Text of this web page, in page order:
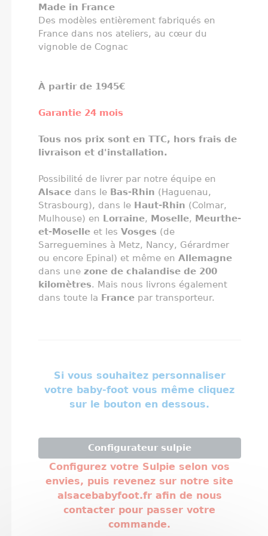
Made in France
Des modèles entièrement fabriqués en
France dans nos ateliers, au cœur du
vignoble de Cognac
À partir de 1945€
Garantie 24 mois
Tous nos prix sont en TTC, hors frais de
livraison et d'installation.
Possibilité de livrer par notre équipe en
Alsacedans le Bas-Rhin (Haguenau,
Strasbourg), dans le Haut-Rhin (Colmar,
Mulhouse) en Lorraine, Moselle, Meurthe-
et-Moselleet les Vosges (de
Sarreguemines à Metz, Nancy, Gérardmer
ou encore Epinal) et même en Allemagne
dans une zone de chalandise de 200
kilomètres. Mais nous livrons également
dans toute la Francepar transporteur.
Si vous souhaitez personnaliser
votre baby-foot vous même cliquez
sur le bouton en dessous.
Configurateur sulpie
Configurez votre Sulpie selon vos
envies, puis revenez sur notre site
alsacebabyfoot.fr afin de nous
contacter pour passer votre
commande.